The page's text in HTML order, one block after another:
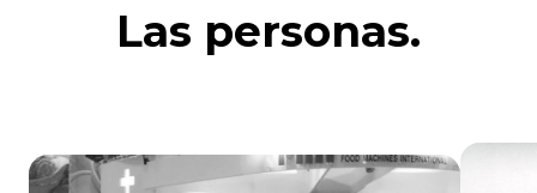
Las personas.